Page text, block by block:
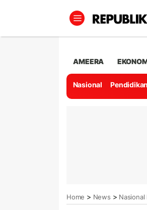
AMEERA
Nasional Pendidikan
Home > News >